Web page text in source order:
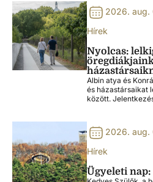
2026. aug.
Hírek
Nyolcas:
Albin atya és
és házastársaikat
között.
2026. aug.
Hírek
Ügyeleti nap: